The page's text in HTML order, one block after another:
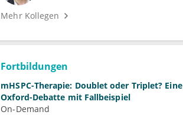
Mehr Kollegen
Fortbildungen
mHSPC-Therapie: Doublet oder Triplet? Eine
Oxford-Debatte mit Fallbeispiel
On-Demand